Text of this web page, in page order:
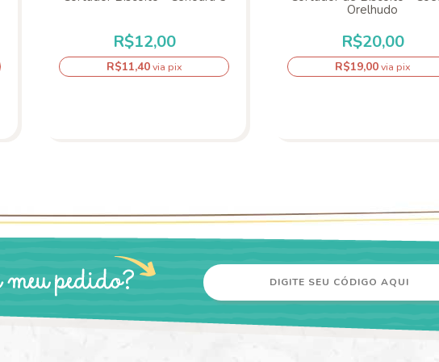
R$12,00
R$11,40via pix
Orelhudo
R$20,00
R$19,00via pix